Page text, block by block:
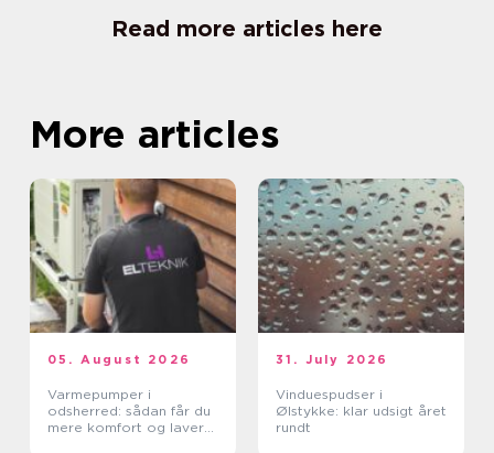
Read more articles here
More articles
05. August 2026
Varmepumper i
odsherred: sådan får du
mere komfort og lavere
31. July 2026
Vinduespudser i
Ølstykke: klar udsigt året
rundt